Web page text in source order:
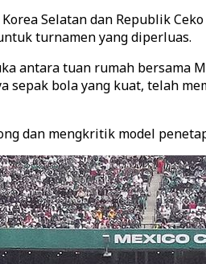
Selatan dan Republik
turnamen yang diperluas.
antara tuan rumah bersama
sepak bola yang kuat, telah
dan mengkritik model